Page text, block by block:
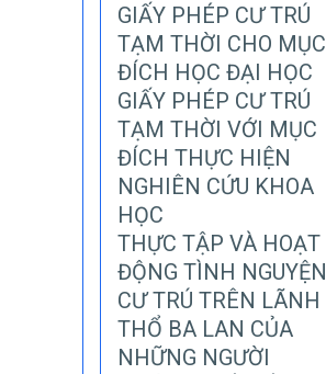
GIẤY PHÉP CƯ TRÚ
TẠM THỜI CHO MỤC
ĐÍCH HỌC ĐẠI HỌC
GIẤY PHÉP CƯ TRÚ
TẠM THỜI VỚI MỤC
ĐÍCH THỰC HIỆN
NGHIÊN CỨU KHOA
HỌC
THỰC TẬP VÀ HOẠT
ĐỘNG TÌNH NGUYỆN
CƯ TRÚ TRÊN LÃNH
THỔ BA LAN CỦA
NHỮNG NGƯỜI